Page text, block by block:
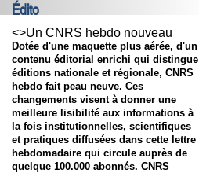
Édito
<>Un CNRS hebdo nouveau
Dotée d'une maquette plus aérée, d'un
contenu éditorial enrichi qui distingue
éditions nationale et régionale, CNRS
hebdo fait peau neuve. Ces
changements visent à donner une
meilleure lisibilité aux informations à
la fois institutionnelles, scientifiques
et pratiques diffusées dans cette lettre
hebdomadaire qui circule auprès de
quelque 100.000 abonnés. CNRS